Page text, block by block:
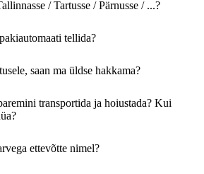
/ Tartusse / Pärnusse / ...?
tellida?
saan ma üldse hakkama?
transportida ja hoiustada? Kui
ettevõtte nimel?